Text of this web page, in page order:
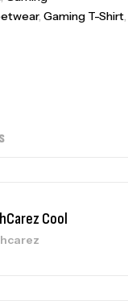
, Gaming T-Shirt,
Skull